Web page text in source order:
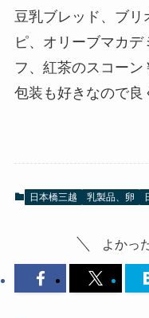
豆乳ブレッド、ブリ
ピ、オリーブマカ
フ、紅茶のスコーン
包装も好きなので良
日本橋三越 乳製品、卵
よかっ